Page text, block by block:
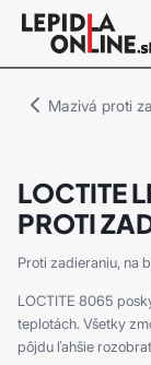
Priemyselné
lepidlá
Mazivá proti
LOCTITE
PROTI
Proti zadieraniu, na
LOCTITE 8065
teplotách. Všetky
pôjdu ľahšie